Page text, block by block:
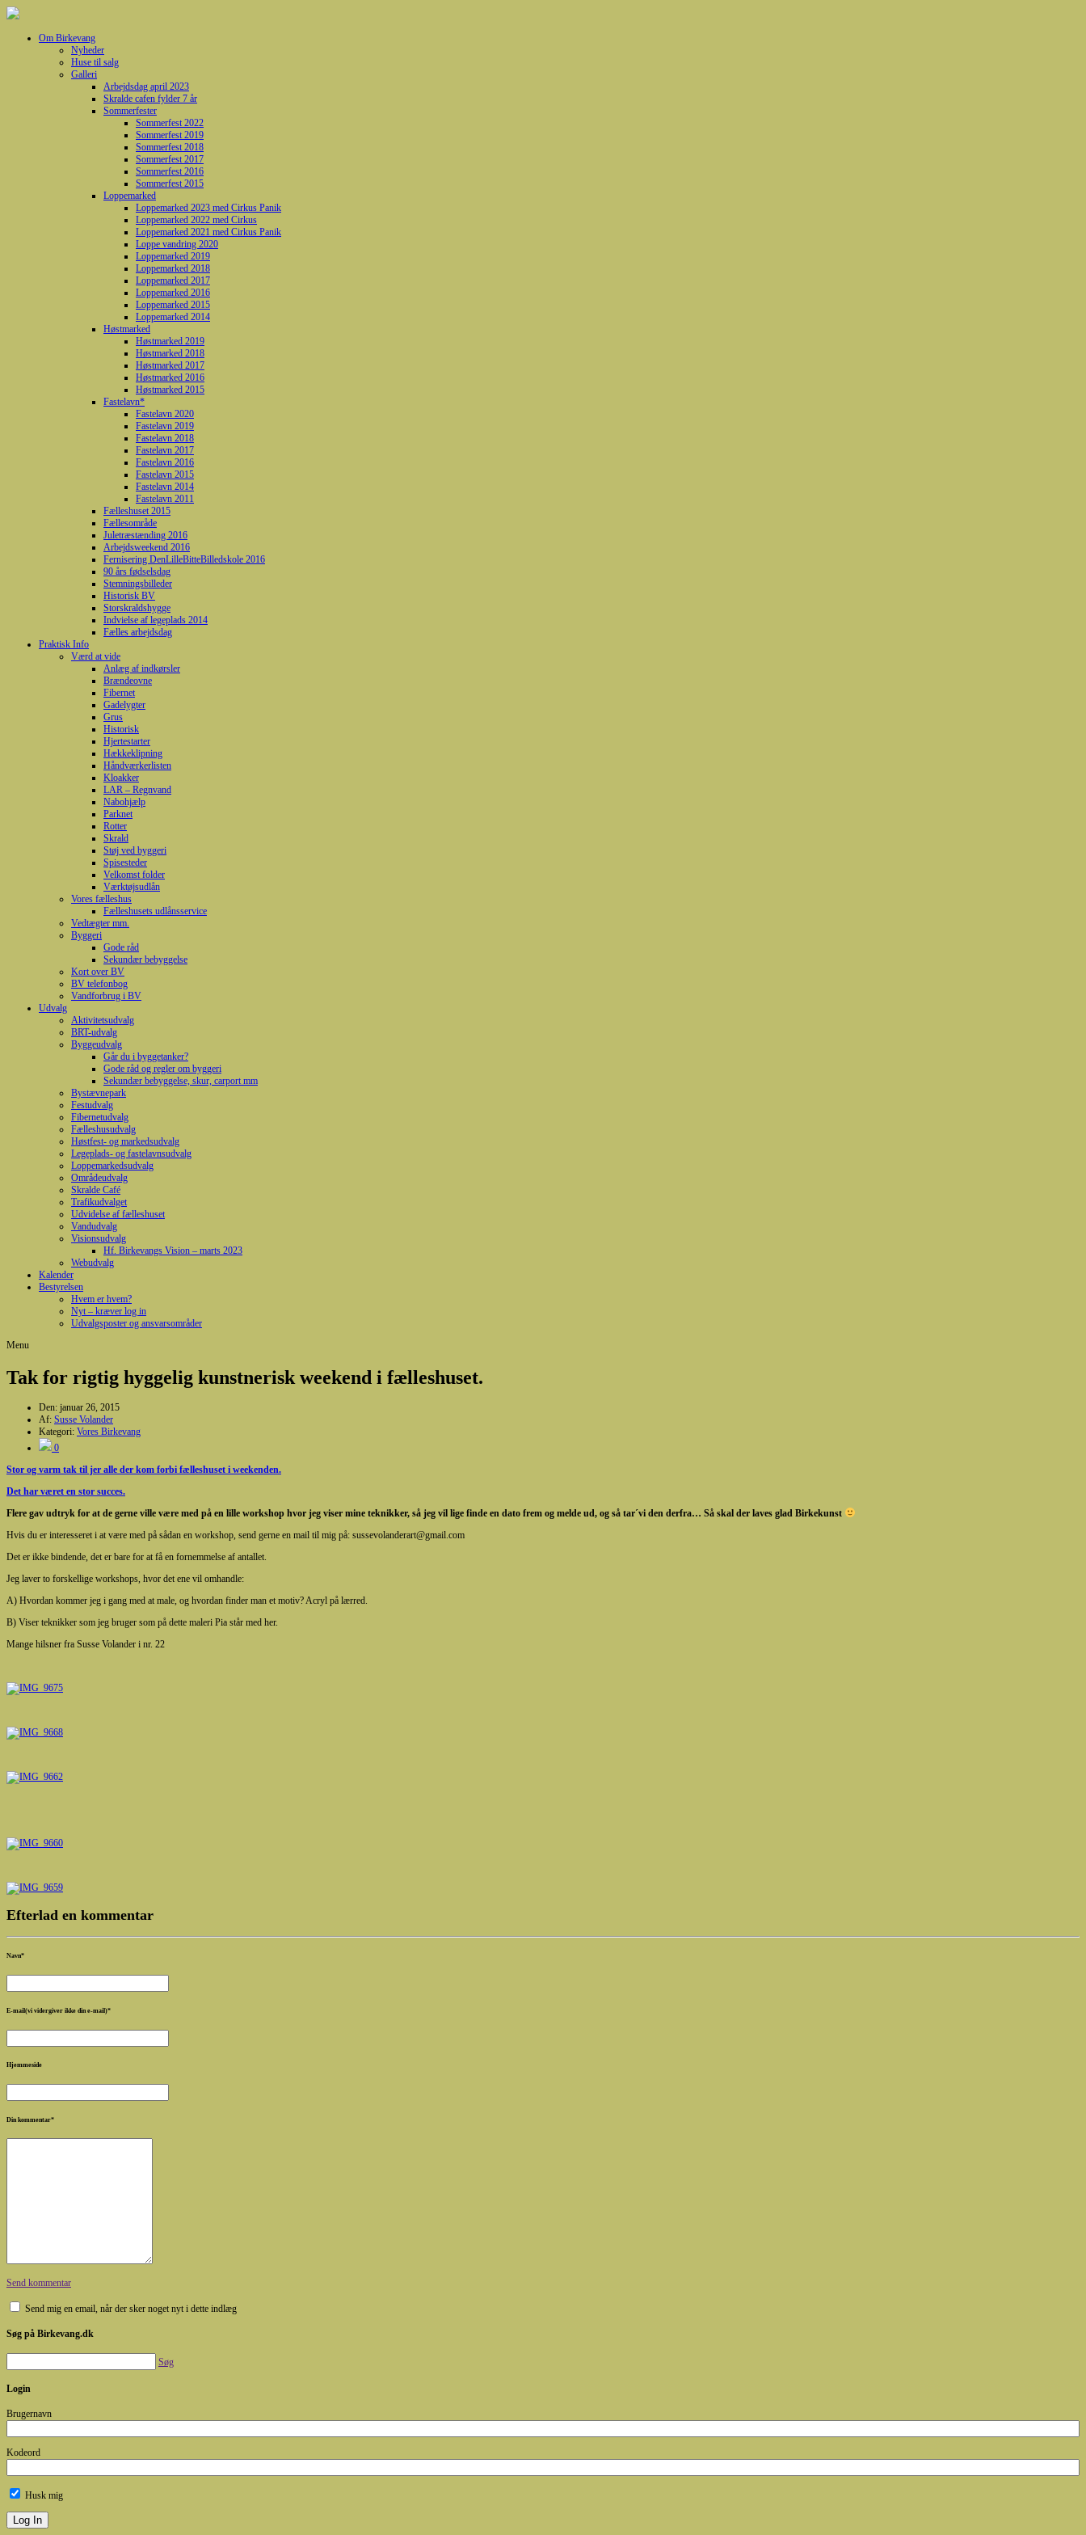
Om Birkevang
Nyheder
Huse til salg
Galleri
Arbejdsdag april 2023
Skralde cafen fylder 7 år
Sommerfester
Sommerfest 2022
Sommerfest 2019
Sommerfest 2018
Sommerfest 2017
Sommerfest 2016
Sommerfest 2015
Loppemarked
Loppemarked 2023 med Cirkus Panik
Loppemarked 2022 med Cirkus
Loppemarked 2021 med Cirkus Panik
Loppe vandring 2020
Loppemarked 2019
Loppemarked 2018
Loppemarked 2017
Loppemarked 2016
Loppemarked 2015
Loppemarked 2014
Høstmarked
Høstmarked 2019
Høstmarked 2018
Høstmarked 2017
Høstmarked 2016
Høstmarked 2015
Fastelavn*
Fastelavn 2020
Fastelavn 2019
Fastelavn 2018
Fastelavn 2017
Fastelavn 2016
Fastelavn 2015
Fastelavn 2014
Fastelavn 2011
Fælleshuset 2015
Fællesområde
Juletræstænding 2016
Arbejdsweekend 2016
Fernisering DenLilleBitteBilledskole 2016
90 års fødselsdag
Stemningsbilleder
Historisk BV
Storskraldshygge
Indvielse af legeplads 2014
Fælles arbejdsdag
Praktisk Info
Værd at vide
Anlæg af indkørsler
Brændeovne
Fibernet
Gadelygter
Grus
Historisk
Hjertestarter
Hækkeklipning
Håndværkerlisten
Kloakker
LAR – Regnvand
Nabohjælp
Parknet
Rotter
Skrald
Støj ved byggeri
Spisesteder
Velkomst folder
Værktøjsudlån
Vores fælleshus
Fælleshusets udlånsservice
Vedtægter mm.
Byggeri
Gode råd
Sekundær bebyggelse
Kort over BV
BV telefonbog
Vandforbrug i BV
Udvalg
Aktivitetsudvalg
BRT-udvalg
Byggeudvalg
Går du i byggetanker?
Gode råd og regler om byggeri
Sekundær bebyggelse, skur, carport mm
Bystævnepark
Festudvalg
Fibernetudvalg
Fælleshusudvalg
Høstfest- og markedsudvalg
Legeplads- og fastelavnsudvalg
Loppemarkedsudvalg
Områdeudvalg
Skralde Café
Trafikudvalget
Udvidelse af fælleshuset
Vandudvalg
Visionsudvalg
Hf. Birkevangs Vision – marts 2023
Webudvalg
Kalender
Bestyrelsen
Hvem er hvem?
Nyt – kræver log in
Udvalgsposter og ansvarsområder
Menu
Tak for rigtig hyggelig kunstnerisk weekend i fælleshuset.
Den: januar 26, 2015
Af: Susse Volander
Kategori: Vores Birkevang
0
Stor og varm tak til jer alle der kom forbi fælleshuset i weekenden.
Det har været en stor succes.
Flere gav udtryk for at de gerne ville være med på en lille workshop hvor jeg viser mine teknikker, så jeg vil lige finde en dato frem og melde ud, og så tar´vi den derfra… Så skal der laves glad Birkekunst
Hvis du er interesseret i at være med på sådan en workshop, send gerne en mail til mig på: sussevolanderart@gmail.com
Det er ikke bindende, det er bare for at få en fornemmelse af antallet.
Jeg laver to forskellige workshops, hvor det ene vil omhandle:
A) Hvordan kommer jeg i gang med at male, og hvordan finder man et motiv? Acryl på lærred.
B) Viser teknikker som jeg bruger som på dette maleri Pia står med her.
Mange hilsner fra Susse Volander i nr. 22
Efterlad en kommentar
Navn*
E-mail(vi vidergiver ikke din e-mail)*
Hjemmeside
Din kommentar*
Send kommentar
Send mig en email, når der sker noget nyt i dette indlæg
Søg på Birkevang.dk
Søg
Login
Brugernavn
Kodeord
Husk mig